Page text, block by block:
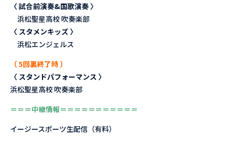
〈 試合前演奏&国歌演奏 〉
浜松聖星高校 吹奏楽部
〈 スタメンキッズ 〉
浜松エンジェルス
〔 5回裏終了時 〕
〈 スタンドパフォーマンス 〉
浜松聖星高校 吹奏楽部
＝＝＝中継情報＝＝＝＝＝＝＝＝＝＝＝
イージースポーツ生配信（有料）